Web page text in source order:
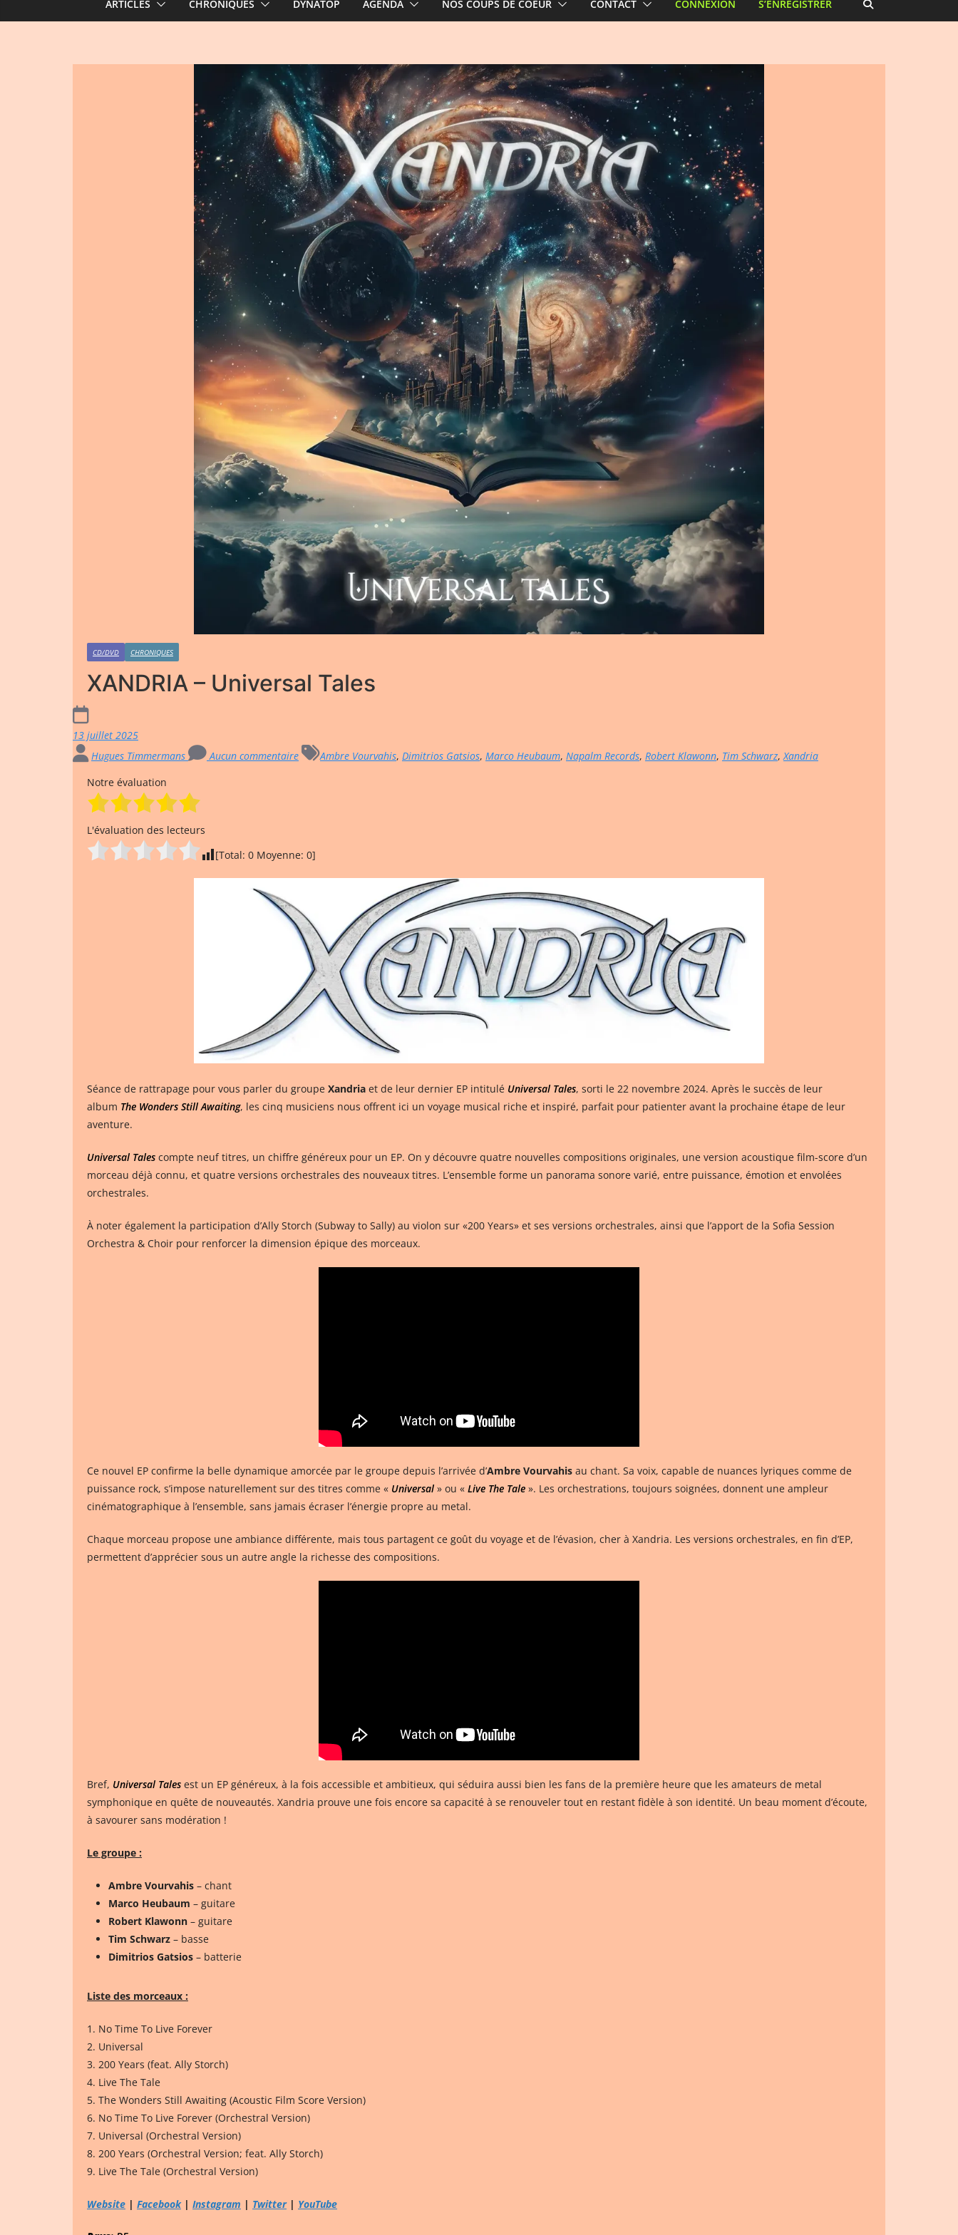
ARTICLES CHRONIQUES DYNATOP AGENDA NOS COUPS DE COEUR CONTACT CONNEXION S’ENREGISTRER
CD/DVD CHRONIQUES
XANDRIA – Universal Tales
13 juillet 2025
Hugues Timmermans
Aucun commentaire Ambre Vourvahis, Dimitrios Gatsios, Marco Heubaum, Napalm Records, Robert Klawonn, Tim Schwarz,Xandria
Notre évaluation
L'évaluation des lecteurs
[Total: 0 Moyenne: 0]
Séance de rattrapage pour vous parler du groupe Xandria et de leur dernier EP intitulé Universal Tales, sorti le 22 novembre 2024. Après le succès de leur
album The Wonders Still Awaiting, les cinq musiciens nous offrent ici un voyage musical riche et inspiré, parfait pour patienter avant la prochaine étape de leur
aventure.
Universal Tales compte neuf titres, un chiffre généreux pour un EP. On y découvre quatre nouvelles compositions originales, une version acoustique film-score d’un
morceau déjà connu, et quatre versions orchestrales des nouveaux titres. L’ensemble forme un panorama sonore varié, entre puissance, émotion et envolées
orchestrales.
À noter également la participation d’Ally Storch (Subway to Sally) au violon sur «200 Years» et ses versions orchestrales, ainsi que l’apport de la Sofia Session
Orchestra & Choir pour renforcer la dimension épique des morceaux.
Ce nouvel EP confirme la belle dynamique amorcée par le groupe depuis l’arrivée d’Ambre Vourvahis au chant. Sa voix, capable de nuances lyriques comme de
puissance rock, s’impose naturellement sur des titres comme « Universal » ou « Live The Tale ». Les orchestrations, toujours soignées, donnent une ampleur
cinématographique à l’ensemble, sans jamais écraser l’énergie propre au metal.
Chaque morceau propose une ambiance différente, mais tous partagent ce goût du voyage et de l’évasion, cher à Xandria. Les versions orchestrales, en fin d’EP,
permettent d’apprécier sous un autre angle la richesse des compositions.
Bref, Universal Tales est un EP généreux, à la fois accessible et ambitieux, qui séduira aussi bien les fans de la première heure que les amateurs de metal
symphonique en quête de nouveautés. Xandria prouve une fois encore sa capacité à se renouveler tout en restant fidèle à son identité. Un beau moment d’écoute,
à savourer sans modération !
Le groupe :
Ambre Vourvahis – chant
Marco Heubaum – guitare
Robert Klawonn – guitare
Tim Schwarz – basse
Dimitrios Gatsios – batterie
Liste des morceaux :
1. No Time To Live Forever
2. Universal
3. 200 Years (feat. Ally Storch)
4. Live The Tale
5. The Wonders Still Awaiting (Acoustic Film Score Version)
6. No Time To Live Forever (Orchestral Version)
7. Universal (Orchestral Version)
8. 200 Years (Orchestral Version; feat. Ally Storch)
9. Live The Tale (Orchestral Version)
Website | Facebook| Instagram | Twitter| YouTube